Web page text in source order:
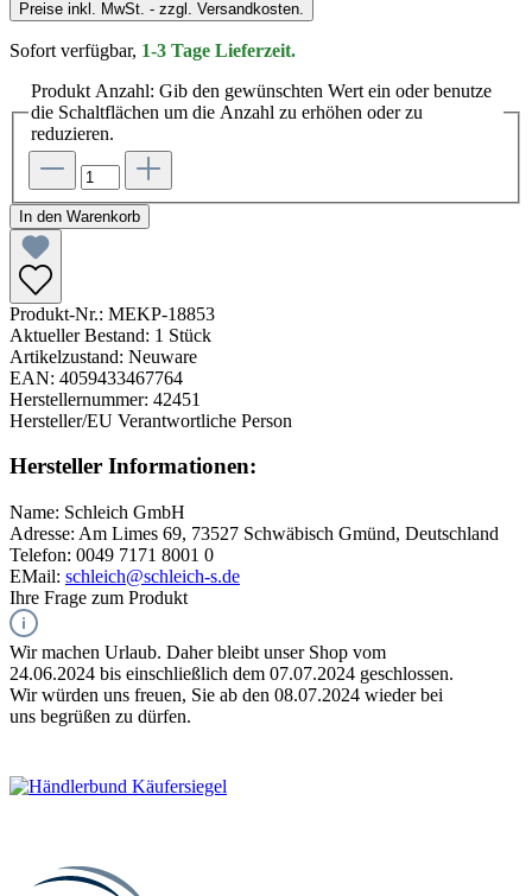
Preise inkl. MwSt. - zzgl. Versandkosten.
Sofort verfügbar, 1-3 Tage Lieferzeit.
Produkt Anzahl: Gib den gewünschten Wert ein oder benutze
die Schaltflächen um die Anzahl zu erhöhen oder zu
reduzieren.
In den Warenkorb
Produkt-Nr.: MEKP-18853
Aktueller Bestand: 1 Stück
Artikelzustand: Neuware
EAN: 4059433467764
Herstellernummer: 42451
Hersteller/EU Verantwortliche Person
Hersteller Informationen:
Name: Schleich GmbH
Adresse: Am Limes 69, 73527 Schwäbisch Gmünd, Deutschland
Telefon: 0049 7171 8001 0
EMail: schleich@schleich-s.de
Ihre Frage zum Produkt
Wir machen Urlaub. Daher bleibt unser Shop vom
24.06.2024 bis einschließlich dem 07.07.2024 geschlossen.
Wir würden uns freuen, Sie ab den 08.07.2024 wieder bei
uns begrüßen zu dürfen.